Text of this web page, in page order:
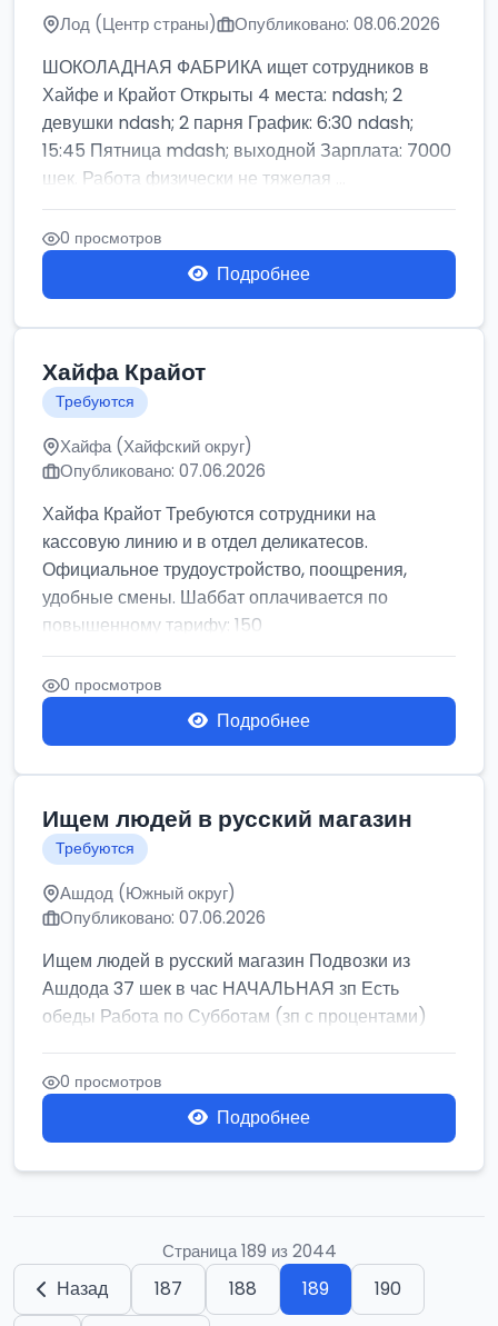
Лод (Центр страны) Опубликовано: 08.06.2026
ШОКОЛАДНАЯ ФАБРИКА ищет сотрудников в
Хайфе и Крайот Открыты 4 места: ndash; 2
девушки ndash; 2 парня График: 6:30 ndash;
15:45 Пятница mdash; выходной Зарплата: 7000
шек. Работа физически не тяжелая ...
0 просмотров
Подробнее
Хайфа Крайот
Требуются
Хайфа (Хайфский округ)
Опубликовано: 07.06.2026
Хайфа Крайот Требуются сотрудники на
кассовую линию и в отдел деликатесов.
Официальное трудоустройство, поощрения,
удобные смены. Шаббат оплачивается по
повышенному тарифу: 150
0 просмотров
Подробнее
Ищем людей в русский магазин
Требуются
Ашдод (Южный округ)
Опубликовано: 07.06.2026
Ищем людей в русский магазин Подвозки из
Ашдода 37 шек в час НАЧАЛЬНАЯ зп Есть
обеды Работа по Субботам (зп с процентами)
0 просмотров
Подробнее
Страница 189 из 2044
Назад 187 188 189
190